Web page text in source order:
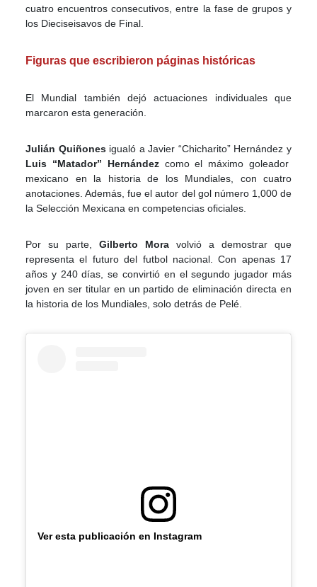
cuatro encuentros consecutivos, entre la fase de grupos y
los Dieciseisavos de Final.
Figuras que escribieron páginas históricas
El Mundial también dejó actuaciones individuales que
marcaron esta generación.
Julián Quiñonesigualó a Javier “Chicharito” Hernández y
Luis “Matador” Hernándezcomo el máximo goleador
mexicano en la historia de los Mundiales, con cuatro
anotaciones. Además, fue el autor del gol número 1,000 de
la Selección Mexicana en competencias oficiales.
Por su parte, Gilberto Mora volvió a demostrar que
representa el futuro del futbol nacional. Con apenas 17
años y 240 días, se convirtió en el segundo jugador más
joven en ser titular en un partido de eliminación directa en
la historia de los Mundiales, solo detrás de Pelé.
Ver esta publicación en Instagram